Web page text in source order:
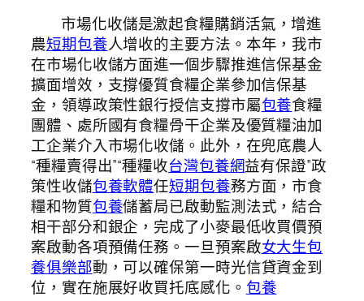
市場化收儲是激起食糧購銷活氣，增進
農短期包養人增收的主要方法。本年，我市
在市場化收儲方面進一個步驟推進信保基金
擴面增效，支撐優質食糧企業參加信保基
金，領導政策性銀行授信支撐市屬包養食糧
團體、處所國有食糧骨干企業及優質糧油加
工企業介入市場化收儲。此外，在兜底農人
“種糧賣得出”“種糧收台灣包養網益有保證”政
策性收儲包養軟體任短期包養務方面，市食
糧和物質包養儲蓄局已啟動監測法式，結合
相干部分和銀企，完成了小麥最低收買價預
案啟動各項預備任務。一旦預案啟女大生包
養俱樂部動，可以確保第一時光信貸資金到
位，實在施展好收買托底感化。 包養